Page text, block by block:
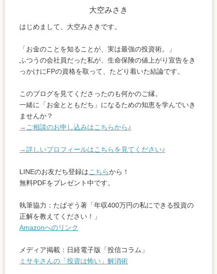
大空みさき
はじめまして、大空みさきです。
「お金のことを知ることが、実は最強の投資術。」
ふつうの会社員だった私が、生命保険の値上がり宣告をき
っかけにFPの資格を取って、たどり着いた結論です。
このブログを見てくださったのも何かのご縁。
一緒に「お金とともだち」になるための知恵を学んでいき
ませんか？
→ご相談のお申し込みはこちらから♪
→詳しいプロフィールはこちらを見てください♪
LINEのお友だち登録はこちらから！
無料PDFをプレゼント中です。
執筆協力：たぱぞう著「年収400万円の私にできる投資の
正解を教えてください！」
Amazonへのリンク
メディア掲載：日経電子版「投信コラム」
ミサキさんの「投資は怖い」解消術